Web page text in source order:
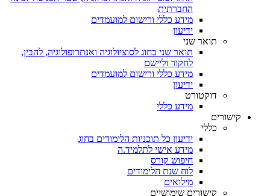
החברתית
מידע כללי ורישום למועמדים
ידיעון
תואר שני
תואר שני בחוג לסוציולוגיה ואנתרופולוגיה, להבין,
לחקור וליישם
מידע כללי ורישום למועמדים
ידיעון
דוקטורט
מידע כללי
קישורים
כללי
ידיעון כל תוכניות הלימודים בחוג
מידע אישי לתלמיד.ה
חיפוש קורס
לוח שנת הלימודים
מילואים
קישורים שימושיים